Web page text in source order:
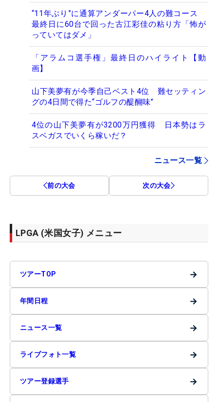
“11年ぶり”に通算アンダーパー4人の難コース
最終日に60台で回った古江彩佳の粘り方「怖が
っていてはダメ」
「アラムコ選手権」最終日のハイライト【動
画】
山下美夢有が今季自己ベスト4位 難セッティン
グの4日間で得た“ゴルフの醍醐味”
4位の山下美夢有が3200万円獲得 日本勢はラ
スベガスでいくら稼いだ？
ニュース一覧
前の大会 次の大会
LPGA (米国女子) メニュー
ツアーTOP →
年間日程 →
ニュース一覧 →
ライブフォト一覧 →
ツアー登録選手 →